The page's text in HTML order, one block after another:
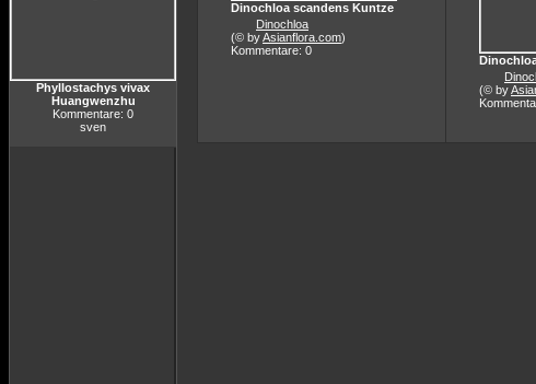
Phyllostachys vivax
Huangwenzhu
Kommentare: 0
sven
Dinochloa scandens Kuntze
Dinochloa
(© byAsianflora.com)
Kommentare: 0
(© by